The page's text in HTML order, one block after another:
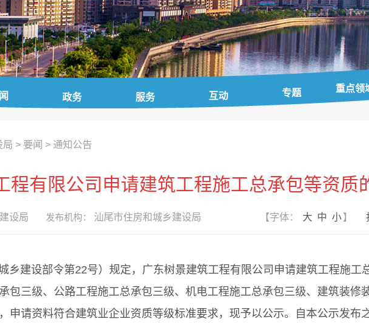
政务 服务 互动 专题 重点领
局 > 要闻 > 通知公告
程有限公司申请建筑工程施工总承包等资质
设局 发布机构： 汕尾市住房和城乡建设局 【字体： 大 中 小 】
建设部令第22号）规定，广东树景建筑工程有限公司申请建筑工程施工
包三级、公路工程施工总承包三级、机电工程施工总承包三级、建筑装修
申请资料符合建筑业企业资质等级标准要求，现予以公示。自本公示发布